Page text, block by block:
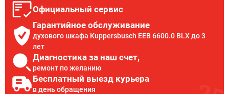
Официальный сервис
Гарантийное обслуживание
духового шкафа Kuppersbusch EEB 6600.0 BLX до 3
лет
Диагностика за наш счет,
ремонт по желанию
Бесплатный выезд курьера
в день обращения